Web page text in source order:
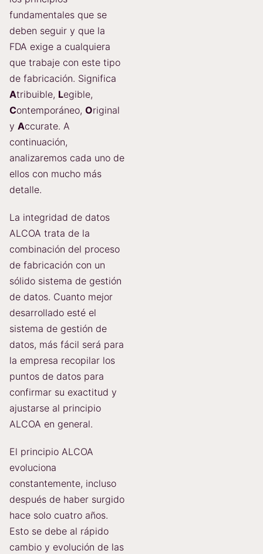
fundamentales que se
deben seguir y que la
FDA exige a cualquiera
que trabaje con este tipo
de fabricación. Significa
Atribuible, Legible,
Contemporáneo, Original
y Accurate. A
continuación,
analizaremos cada uno de
ellos con mucho más
detalle.
La integridad de datos
ALCOA trata de la
combinación del proceso
de fabricación con un
sólido sistema de gestión
de datos. Cuanto mejor
desarrollado esté el
sistema de gestión de
datos, más fácil será para
la empresa recopilar los
puntos de datos para
confirmar su exactitud y
ajustarse al principio
ALCOA en general.
El principio ALCOA
evoluciona
constantemente, incluso
después de haber surgido
hace solo cuatro años.
Esto se debe al rápido
cambio y evolución de las